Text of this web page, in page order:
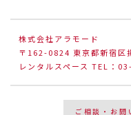
株式会社アラモード
〒162-0824 東京都新宿区
レンタルスペース TEL：
ご相談・お問